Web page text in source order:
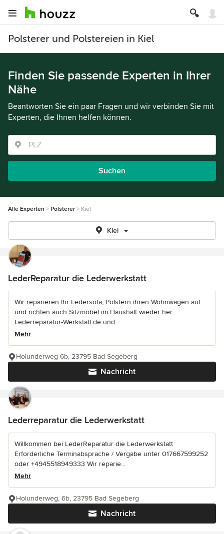
Polsterer und Polstereien in Kiel
Finden Sie passende Experten in Ihrer
Nähe
Beantworten Sie ein paar Fragen und wir verbinden Sie mit
Experten, die Ihnen helfen können.
Suchen
Alle Experten Polsterer Kiel
Kiel
LederReparatur die Lederwerkstatt
Wir reparieren Ihr Ledersofa, Polstern ihren Wohnwagen auf
und richten auch Sitzmöbel im Haushalt wieder her.
Lederreparatur-Werkstatt.de und...
Mehr
Nachricht
Holunderweg 6b, 23795 Bad Segeberg
Lederreparatur die Lederwerkstatt
Willkommen bei LederReparatur die Lederwerkstatt
Erforderliche Terminabsprache / Vergabe unter 017667599252
oder +4945518949333 Wir reparie...
Mehr
Nachricht
Holunderweg, 6b, 23795 Bad Segeberg